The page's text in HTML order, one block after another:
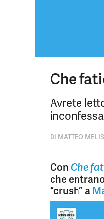
Che
Avrete
DI MATTEO MELIS
ConChe
che
“crush” a